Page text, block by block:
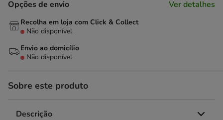
Opções de envio Ver detalhes
Recolha em loja com Click & Collect
Não disponível
Envio ao domicílio
Não disponível
Sobre este produto
Descrição